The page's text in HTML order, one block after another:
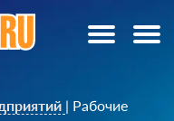
| Рабочие